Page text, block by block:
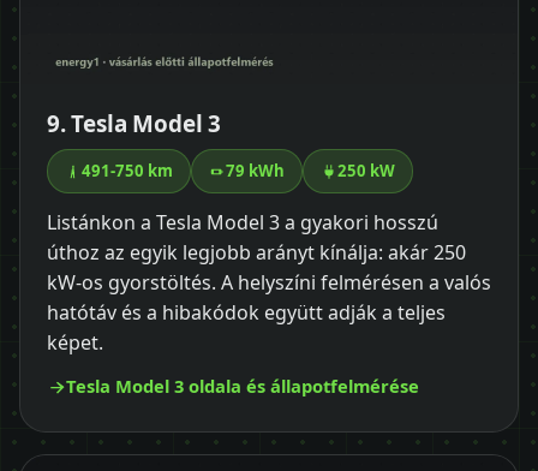
9. Tesla Model 3
491-750 km 79 kWh 250 kW
Listánkon a Tesla Model 3 a gyakori hosszú
úthoz az egyik legjobb arányt kínálja: akár 250
kW-os gyorstöltés. A helyszíni felmérésen a valós
hatótáv és a hibakódok együtt adják a teljes
képet.
Tesla Model 3 oldala és állapotfelmérése